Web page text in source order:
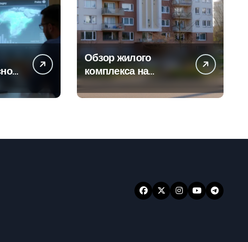
Обзор жилого
комплекса на
24